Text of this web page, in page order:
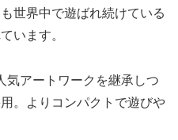
世界中で遊ばれ続けている
います。
気アートワークを継承しつ
。よりコンパクトで遊びや